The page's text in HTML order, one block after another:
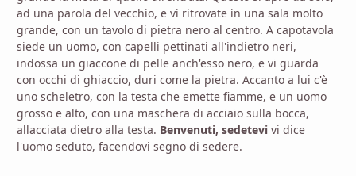
ad una parola del vecchio, e vi ritrovate in una sala molto
grande, con un tavolo di pietra nero al centro. A capotavola
siede un uomo, con capelli pettinati all'indietro neri,
indossa un giaccone di pelle anch'esso nero, e vi guarda
con occhi di ghiaccio, duri come la pietra. Accanto a lui c'è
uno scheletro, con la testa che emette fiamme, e un uomo
grosso e alto, con una maschera di acciaio sulla bocca,
allacciata dietro alla testa. Benvenuti, sedetevi vi dice
l'uomo seduto, facendovi segno di sedere.